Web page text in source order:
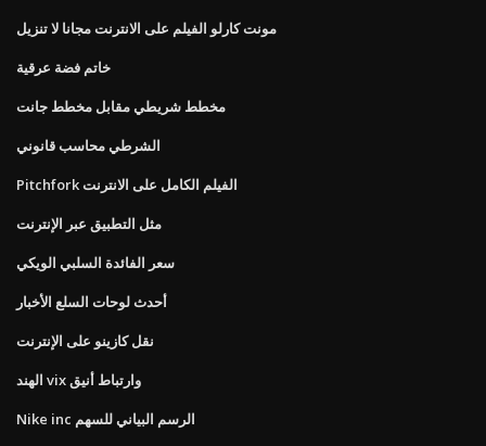
مونت كارلو الفيلم على الانترنت مجانا لا تنزيل
خاتم فضة عرقية
مخطط شريطي مقابل مخطط جانت
الشرطي محاسب قانوني
Pitchfork الفيلم الكامل على الانترنت
مثل التطبيق عبر الإنترنت
سعر الفائدة السلبي الويكي
أحدث لوحات السلع الأخبار
نقل كازينو على الإنترنت
الهند vix وارتباط أنيق
Nike inc الرسم البياني للسهم